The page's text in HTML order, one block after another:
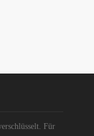
Für